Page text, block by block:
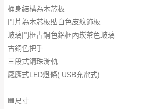
桶身結構為木芯板
門片為木芯板貼白色皮紋飾板
玻璃門框古銅色鋁框內崁茶色玻璃
古銅色把手
三段式鋼珠滑軌
感應式LED燈條( USB充電式)
🟧尺寸